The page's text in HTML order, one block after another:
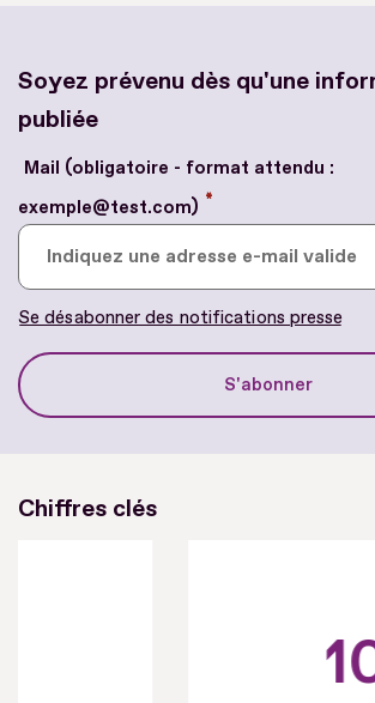
Tweets by@agefiph_
Soyez prévenu dès qu'une
publiée
Mail (obligatoire - format attendu :
exemple@test.com) *
Chiffres clés
100